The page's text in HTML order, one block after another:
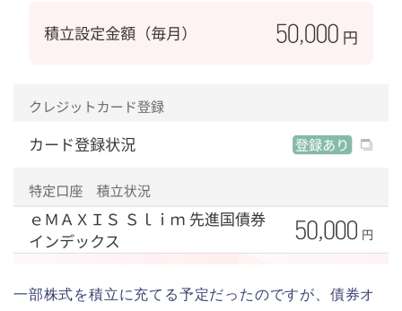
一部株式を積立に充てる予定だったのですが、債券オ